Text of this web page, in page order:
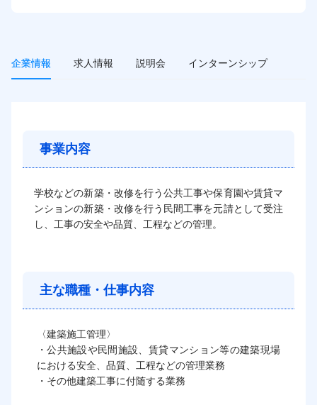
企業情報 求人情報 説明会 インターンシップ
事業内容
学校などの新築・改修を行う公共工事や保育園や賃貸マ
ンションの新築・改修を行う民間工事を元請として受注
し、工事の安全や品質、工程などの管理。
主な職種・仕事内容
〈建築施工管理〉
・公共施設や民間施設、賃貸マンション等の建築現場
における安全、品質、工程などの管理業務
・その他建築工事に付随する業務